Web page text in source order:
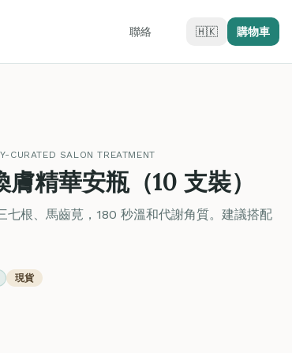
聯絡 🇭🇰 購物車
CURATED SALON TREATMENT
精華安瓶（10 支裝）
七根、馬齒莧，180 秒溫和代謝角質。建議搭配
現貨